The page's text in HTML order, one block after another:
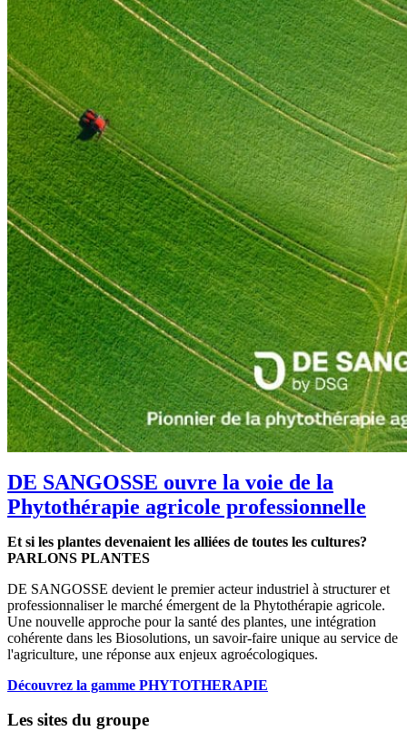
DE SANGOSSE ouvre la voie de la
Phytothérapie agricole professionnelle
Et si les plantes devenaient les alliées de toutes les cultures?
PARLONS PLANTES
DE SANGOSSE devient le premier acteur industriel à structurer et
professionnaliser le marché émergent de la Phytothérapie agricole.
Une nouvelle approche pour la santé des plantes, une intégration
cohérente dans les Biosolutions, un savoir-faire unique au service de
l'agriculture, une réponse aux enjeux agroécologiques.
Découvrez la gamme PHYTOTHERAPIE
Les sites du groupe